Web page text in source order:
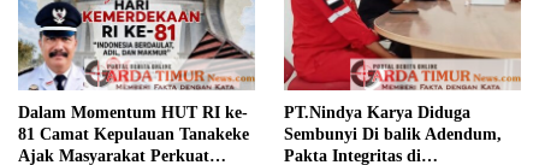
Dalam Momentum HUT RI ke-
81 Camat Kepulauan Tanakeke
Ajak Masyarakat Perkuat
PT.Nindya Karya Diduga
Sembunyi Di balik Adendum,
Pakta Integritas di